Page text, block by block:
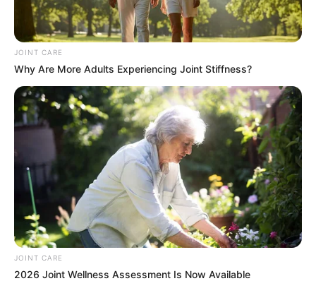
Meet The 6 Legendary Child Actors Who Became
Real Life Criminals
BRAINBERRIES
JOINT CARE
Why Are More Adults Experiencing Joint Stiffness?
JOINT CARE
2026 Joint Wellness Assessment Is Now Available